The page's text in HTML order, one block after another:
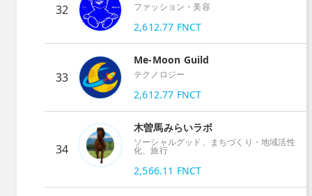
32 ファッション・美容
2,612.77 FNCT
33
Me-Moon Guild
テクノロジー
2,612.77 FNCT
34
木曽馬みらいラボ
ソーシャルグッド、まちづくり・地域活性
化、旅行
2,566.11 FNCT